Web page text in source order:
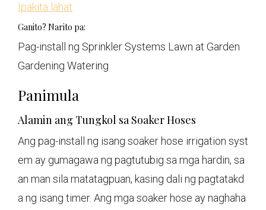
Ipakita lahat
Ganito? Narito pa:
Pag-install ng Sprinkler Systems Lawn at Garden
Gardening Watering
Panimula
Alamin ang Tungkol sa Soaker Hoses
Ang pag-install ng isang soaker hose irrigation syst
em ay gumagawa ng pagtutubig sa mga hardin, sa
an man sila matatagpuan, kasing dali ng pagtatakd
a ng isang timer. Ang mga soaker hose ay naghaha